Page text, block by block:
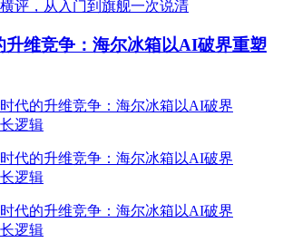
升维竞争：海尔冰箱以AI破界重塑